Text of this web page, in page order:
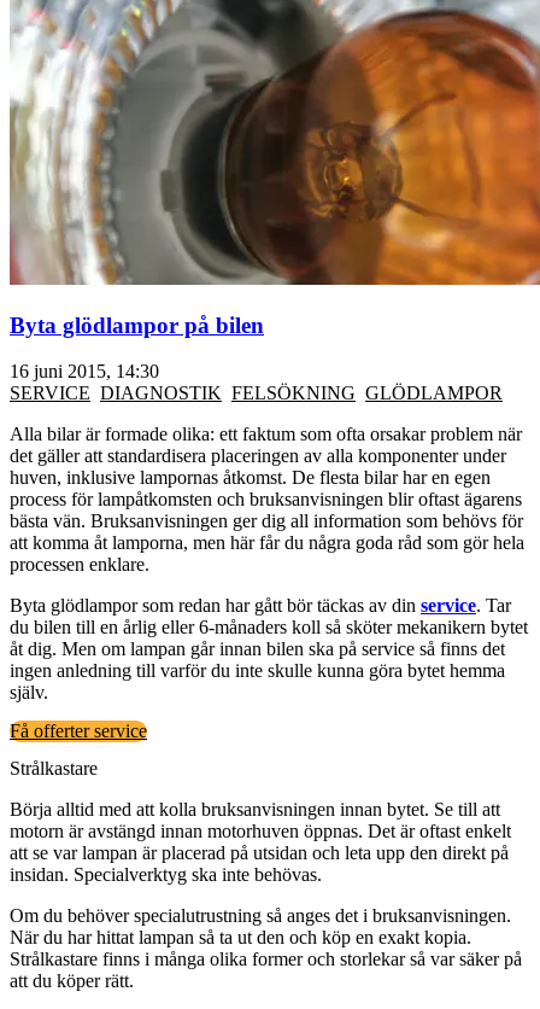
Byta glödlampor på bilen
16 juni 2015, 14:30
SERVICE DIAGNOSTIK FELSÖKNING GLÖDLAMPOR
Alla bilar är formade olika: ett faktum som ofta orsakar problem när
det gäller att standardisera placeringen av alla komponenter under
huven, inklusive lampornas åtkomst. De flesta bilar har en egen
process för lampåtkomsten och bruksanvisningen blir oftast ägarens
bästa vän. Bruksanvisningen ger dig all information som behövs för
att komma åt lamporna, men här får du några goda råd som gör hela
processen enklare.
Byta glödlampor som redan har gått bör täckas av din service. Tar
du bilen till en årlig eller 6-månaders koll så sköter mekanikern bytet
åt dig. Men om lampan går innan bilen ska på service så finns det
ingen anledning till varför du inte skulle kunna göra bytet hemma
själv.
Få offerter service
Strålkastare
Börja alltid med att kolla bruksanvisningen innan bytet. Se till att
motorn är avstängd innan motorhuven öppnas. Det är oftast enkelt
att se var lampan är placerad på utsidan och leta upp den direkt på
insidan. Specialverktyg ska inte behövas.
Om du behöver specialutrustning så anges det i bruksanvisningen.
När du har hittat lampan så ta ut den och köp en exakt kopia.
Strålkastare finns i många olika former och storlekar så var säker på
att du köper rätt.